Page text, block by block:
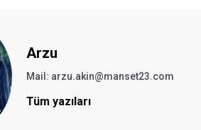
Arzu
Mail: arzu.akin@manset23.com
Tüm yazıları